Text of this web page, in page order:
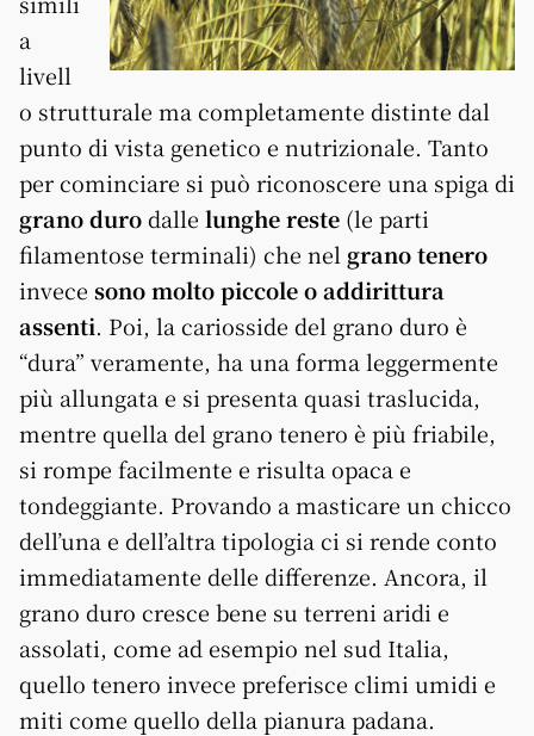
a
livell
o strutturale ma completamente distinte dal
punto di vista genetico e nutrizionale. Tanto
per cominciare si può riconoscere una spiga di
grano durodalle lunghe reste (le parti
filamentose terminali) che nel grano tenero
invece sono molto piccole o addirittura
assenti. Poi, la cariosside del grano duro è
“dura” veramente, ha una forma leggermente
più allungata e si presenta quasi traslucida,
mentre quella del grano tenero è più friabile,
si rompe facilmente e risulta opaca e
tondeggiante. Provando a masticare un chicco
dell’una e dell’altra tipologia ci si rende conto
immediatamente delle differenze. Ancora, il
grano duro cresce bene su terreni aridi e
assolati, come ad esempio nel sud Italia,
quello tenero invece preferisce climi umidi e
miti come quello della pianura padana.